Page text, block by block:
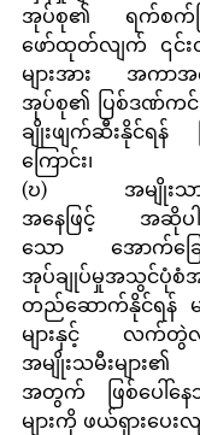
အုပ်စု၏ ရက်စက်ကြ
ဖော်ထုတ်လျက် ၎
များအား အက
အုပ်စု၏ ပြစ်ဒဏ်က
ချိုးဖျက်ဆီးနိုင်ရန်
ကြောင်း၊
(ဎ)       အမျိုး
အနေဖြင့် အဆိုပါက
သော အောက်ခြေအ
အုပ်ချုပ်မှုအသွင်ပုံစံ
တည်ဆောက်နိုင်ရန်
များနှင့် လက်တွဲလု
အမျိုးသမီးများ၏
အတွက် ဖြစ်ပေါ်
များကို ဖယ်ရှားပေးလ